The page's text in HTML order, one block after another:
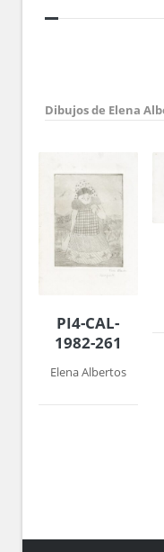
Dibujos de Elena
PI4-CAL-
1982-261
Elena Albertos